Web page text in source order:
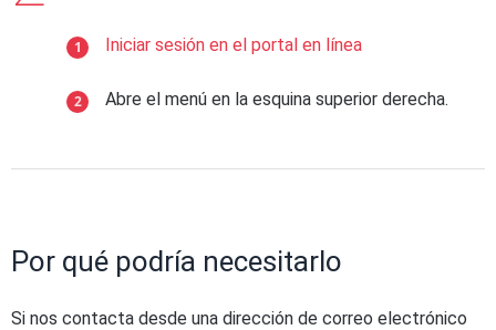
Iniciar sesión en el portal en línea
Abre el menú en la esquina superior derecha.
Por qué podría necesitarlo
Si nos contacta desde una dirección de correo electrónico